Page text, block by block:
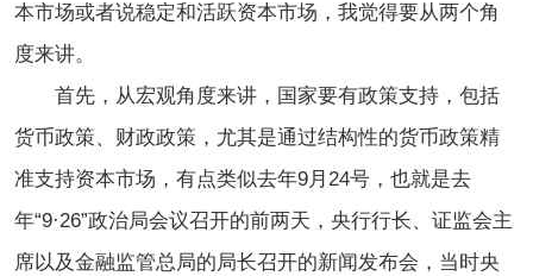
本市场或者说稳定和活跃资本市场，我觉得要从两个角
度来讲。
首先，从宏观角度来讲，国家要有政策支持，包括
货币政策、财政政策，尤其是通过结构性的货币政策精
准支持资本市场，有点类似去年9月24号，也就是去
年“9·26”政治局会议召开的前两天，央行行长、证监会主
席以及金融监管总局的局长召开的新闻发布会，当时央